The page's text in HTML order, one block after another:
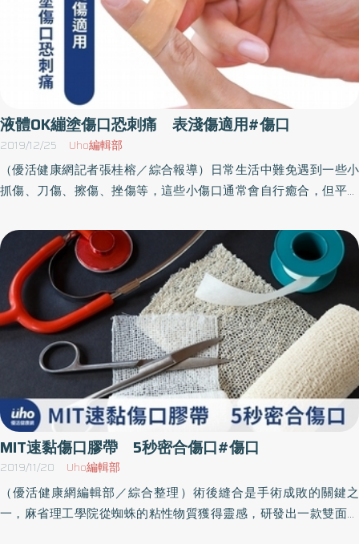
有糖尿病的患者身上。這名女子沒有糖尿病問題，卻因為體重達106
公斤、又因工作長時間久站，出現靜脈曲張合併靜脈潰瘍，只要將
靜脈高壓處治療好，傷口潰瘍處就會慢慢恢復。下肢或足部傷口治
療超過三周未改善 務必就醫檢查張耀中指出，靜脈曲張好發在有
家族遺傳史、多胎生的婦女，或是工作久站、肥胖等民眾身上，一
旦下肢傷口或足部傷口治療超過三星期未癒，一定要就醫檢查，及
時治療。
液體OK繃塗傷口恐刺痛 表淺傷適用#傷口
2019/12/25 Uho編輯部
（優活健康網記者張桂榕／綜合報導）日常生活中難免遇到一些小
抓傷、刀傷、擦傷、挫傷等，這些小傷口通常會自行癒合，但平時
繃」都可派上用場，至於適用於哪一種傷口？就請彰化基督教醫院
皮膚部主治醫師邱足滿為大家說分明！「液體OK繃」俗稱「醫用三
秒膠」「液體OK繃」是一種液體或半液體狀態的醫療器材，塗抹在
小型傷口，乾燥後會形成一層薄薄的保護膜。只要清潔傷口，擦乾
水分和血液，在乾燥的患部上塗適量的液體OK繃等待乾燥，用完要
馬上旋緊蓋子，它的刺鼻氣味和液體外觀，很像三秒膠、快乾膠，
但基礎成分與結構卻不同，千萬不能把瞬間黏著劑當做液態OK繃來
使用。液體OK繃的主成分為成膜劑（如：硝化纖維素）、多元醇溶
劑（如：Bezyl alcohol）、殺菌劑(如：Benzethonium chloride) 、
樟腦（Camphor）等等。藉由殺菌劑和多元醇溶劑產生抗菌作用，
在溶劑揮發、成膜劑乾燥後，可形成薄膜保護傷口。若含有易揮發
的有機溶劑，可能會造成呼吸道不適，不要塗在黏膜、眼睛、鼻子
周圍，並注意使用後是否產生紅疹、過敏等症狀，要注意的是，剛
塗在傷口時會有強烈的刺痛感，嬰幼兒不宜使用。適用於整齊且表
淺的傷口液體OK繃適用於「乾淨且邊緣整齊的切割傷、表淺的皮膚
MIT速黏傷口膠帶 5秒密合傷口#傷口
2019/11/20 Uho編輯部
（優活健康網編輯部／綜合整理）術後縫合是手術成敗的關鍵之
一，麻省理工學院從蜘蛛的粘性物質獲得靈感，研發出一款雙面膠